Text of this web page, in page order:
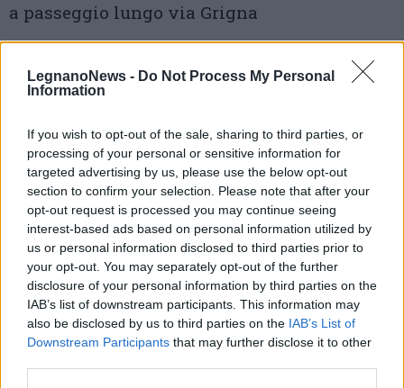
LegnanoNews - Do Not Process My Personal
Information
If you wish to opt-out of the sale, sharing to third parties, or
processing of your personal or sensitive information for
targeted advertising by us, please use the below opt-out
section to confirm your selection. Please note that after your
opt-out request is processed you may continue seeing
interest-based ads based on personal information utilized by
us or personal information disclosed to third parties prior to
your opt-out. You may separately opt-out of the further
disclosure of your personal information by third parties on the
IAB’s list of downstream participants. This information may
also be disclosed by us to third parties on the IAB’s List of
Downstream Participants that may further disclose it to other
a passeggio lungo via Grigna
Pubblicato da Redazione 13 Luglio 2023